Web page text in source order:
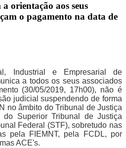
orientação aos seus
o pagamento na data de
Industrial e Empresarial de
a todos os seus associados
(30/05/2019, 17h00), não é
judicial suspendendo de forma
no âmbito do Tribunal de Justiça
do Superior Tribunal de Justiça
Federal (STF), sobretudo nas
pela FIEMNT, pela FCDL, por
ACE's.